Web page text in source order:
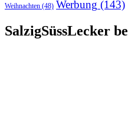
Weihnachten (48) Werbung (143)
SalzigSüssLecker